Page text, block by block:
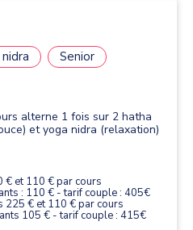
Senior
et yoga nidra (relaxation)
€ et 110 € par cours
: 110 € - tarif couple : 405€
225 € et 110 € par cours
105 € - tarif couple : 415€